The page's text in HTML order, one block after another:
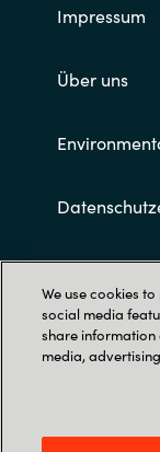
Impressum
Über uns
Allgemeine
We use cookies
social media
share information
media,